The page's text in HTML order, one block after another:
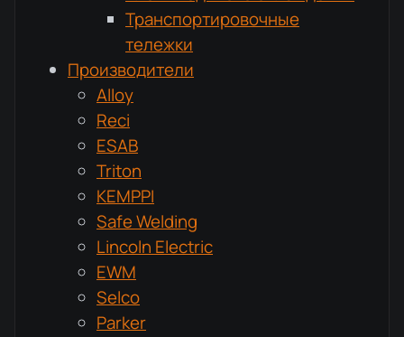
Транспортировочные
тележки
Производители
Alloy
Reci
ESAB
Triton
KEMPPI
Safe Welding
Lincoln Electric
EWM
Selco
Parker